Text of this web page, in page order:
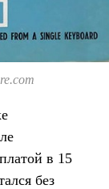
в 15
без